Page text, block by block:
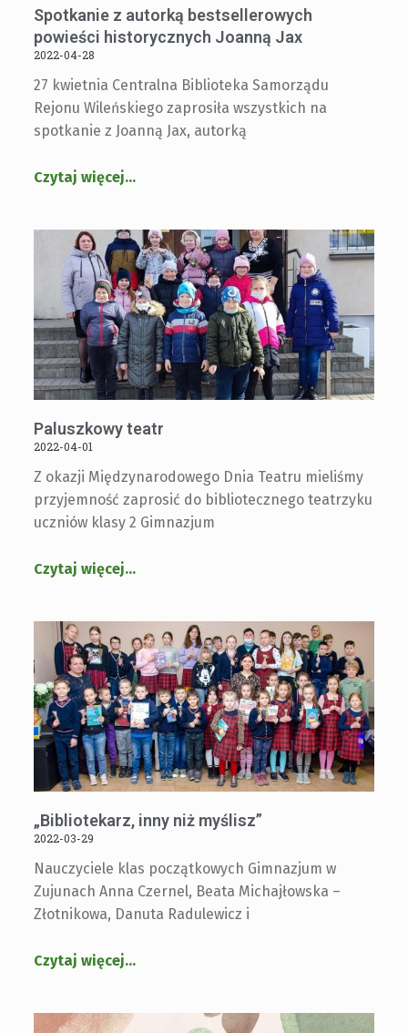
Spotkanie z autorką bestsellerowych
powieści historycznych Joanną Jax
2022-04-28
27 kwietnia Centralna Biblioteka Samorządu
Rejonu Wileńskiego zaprosiła wszystkich na
spotkanie z Joanną Jax, autorką
Czytaj więcej…
Paluszkowy teatr
2022-04-01
Z okazji Międzynarodowego Dnia Teatru mieliśmy
przyjemność zaprosić do bibliotecznego teatrzyku
uczniów klasy 2 Gimnazjum
Czytaj więcej…
„Bibliotekarz, inny niż myślisz”
2022-03-29
Nauczyciele klas początkowych Gimnazjum w
Zujunach Anna Czernel, Beata Michajłowska –
Złotnikowa, Danuta Radulewicz i
Czytaj więcej…